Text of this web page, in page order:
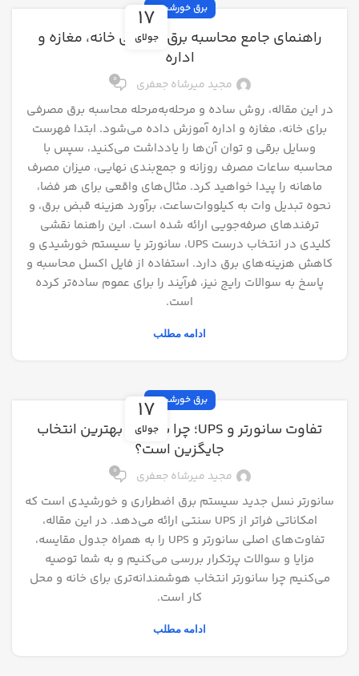
17
جولای
برق خورشیدی
راهنمای جامع محاسبه برق مصرفی خانه، مغازه و
اداره
مجید میرشاه جعفری 0
در این مقاله، روش ساده و مرحله‌به‌مرحله محاسبه برق مصرفی
برای خانه، مغازه و اداره آموزش داده می‌شود. ابتدا فهرست
وسایل برقی و توان آن‌ها را یادداشت می‌کنید، سپس با
محاسبه ساعات مصرف روزانه و جمع‌بندی نهایی، میزان مصرف
ماهانه را پیدا خواهید کرد. مثال‌های واقعی برای هر فضا،
نحوه تبدیل وات به کیلووات‌ساعت، برآورد هزینه قبض برق، و
ترفندهای صرفه‌جویی ارائه شده است. این راهنما نقشی
کلیدی در انتخاب درست UPS، سانورتر یا سیستم خورشیدی و
کاهش هزینه‌های برق دارد. استفاده از فایل اکسل محاسبه و
پاسخ به سوالات رایج نیز، فرآیند را برای عموم ساده‌تر کرده
است.
ادامه مطلب
17
جولای
برق خورشیدی
تفاوت سانورتر و UPS؛ چرا سانورتر بهترین انتخاب
جایگزین است؟
مجید میرشاه جعفری 0
سانورتر نسل جدید سیستم برق اضطراری و خورشیدی است که
امکاناتی فراتر از UPS سنتی ارائه می‌دهد. در این مقاله،
تفاوت‌های اصلی سانورتر و UPS را به همراه جدول مقایسه،
مزایا و سوالات پرتکرار بررسی می‌کنیم و به شما توصیه
می‌کنیم چرا سانورتر انتخاب هوشمندانه‌تری برای خانه و محل
کار است.
ادامه مطلب